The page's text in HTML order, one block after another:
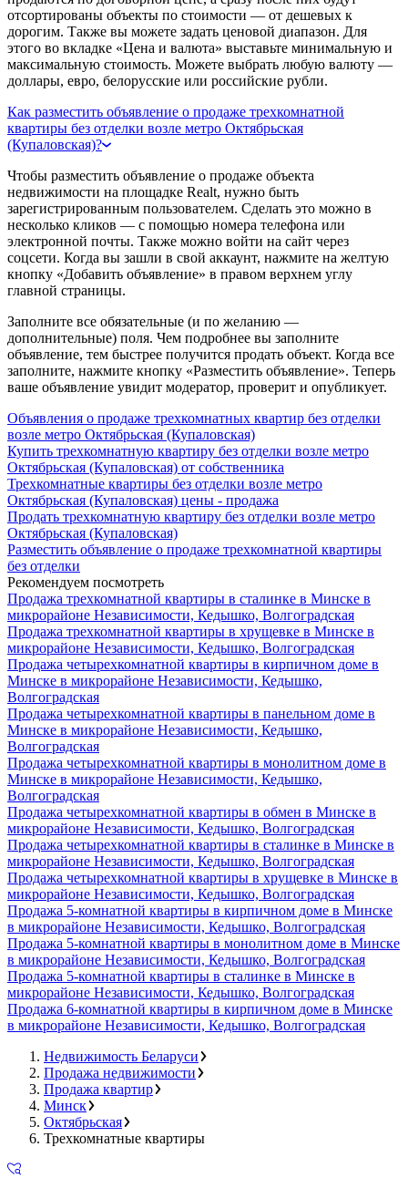
отсортированы объекты по стоимости — от дешевых к
дорогим. Также вы можете задать ценовой диапазон. Для
этого во вкладке «Цена и валюта» выставьте минимальную и
максимальную стоимость. Можете выбрать любую валюту —
доллары, евро, белорусские или российские рубли.
Как разместить объявление о продаже трехкомнатной
квартиры без отделки возле метро Октябрьская
(Купаловская)?
Чтобы разместить объявление о продаже объекта
недвижимости на площадке Realt, нужно быть
зарегистрированным пользователем. Сделать это можно в
несколько кликов — с помощью номера телефона или
электронной почты. Также можно войти на сайт через
соцсети. Когда вы зашли в свой аккаунт, нажмите на желтую
кнопку «Добавить объявление» в правом верхнем углу
главной страницы.
Заполните все обязательные (и по желанию —
дополнительные) поля. Чем подробнее вы заполните
объявление, тем быстрее получится продать объект. Когда все
заполните, нажмите кнопку «Разместить объявление». Теперь
ваше объявление увидит модератор, проверит и опубликует.
Объявления о продаже трехкомнатных квартир без отделки
возле метро Октябрьская (Купаловская)
Купить трехкомнатную квартиру без отделки возле метро
Октябрьская (Купаловская) от собственника
Трехкомнатные квартиры без отделки возле метро
Октябрьская (Купаловская) цены - продажа
Продать трехкомнатную квартиру без отделки возле метро
Октябрьская (Купаловская)
Разместить объявление о продаже трехкомнатной квартиры
без отделки
Рекомендуем посмотреть
Продажа трехкомнатной квартиры в сталинке в Минске в
микрорайоне Независимости, Кедышко, Волгоградская
Продажа трехкомнатной квартиры в хрущевке в Минске в
микрорайоне Независимости, Кедышко, Волгоградская
Продажа четырехкомнатной квартиры в кирпичном доме в
Минске в микрорайоне Независимости, Кедышко,
Волгоградская
Продажа четырехкомнатной квартиры в панельном доме в
Минске в микрорайоне Независимости, Кедышко,
Волгоградская
Продажа четырехкомнатной квартиры в монолитном доме в
Минске в микрорайоне Независимости, Кедышко,
Волгоградская
Продажа четырехкомнатной квартиры в обмен в Минске в
микрорайоне Независимости, Кедышко, Волгоградская
Продажа четырехкомнатной квартиры в сталинке в Минске в
микрорайоне Независимости, Кедышко, Волгоградская
Продажа четырехкомнатной квартиры в хрущевке в Минске в
микрорайоне Независимости, Кедышко, Волгоградская
Продажа 5-комнатной квартиры в кирпичном доме в Минске
в микрорайоне Независимости, Кедышко, Волгоградская
Продажа 5-комнатной квартиры в монолитном доме в Минске
в микрорайоне Независимости, Кедышко, Волгоградская
Продажа 5-комнатной квартиры в сталинке в Минске в
микрорайоне Независимости, Кедышко, Волгоградская
Продажа 6-комнатной квартиры в кирпичном доме в Минске
в микрорайоне Независимости, Кедышко, Волгоградская
Недвижимость Беларуси
Продажа недвижимости
Продажа квартир
Минск
Октябрьская
Трехкомнатные квартиры